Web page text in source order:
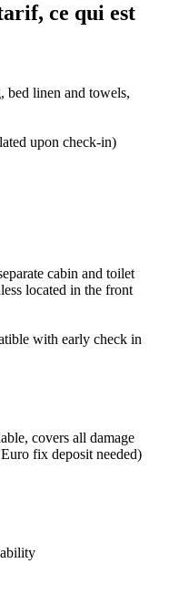
ce qui est
bed linen and towels,
upon check-in)
cabin and toilet
located in the front
with early check in
covers all damage
fix deposit needed)